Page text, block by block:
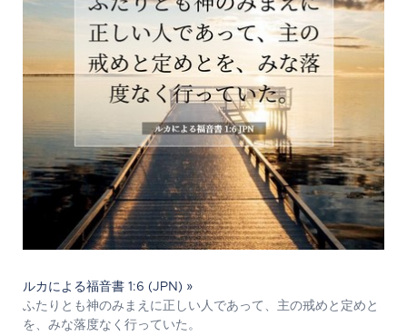
ルカによる福音書 1:6 (JPN) »
ふたりとも神のみまえに正しい人であって、主の戒めと定めと
を、みな落度なく行っていた。